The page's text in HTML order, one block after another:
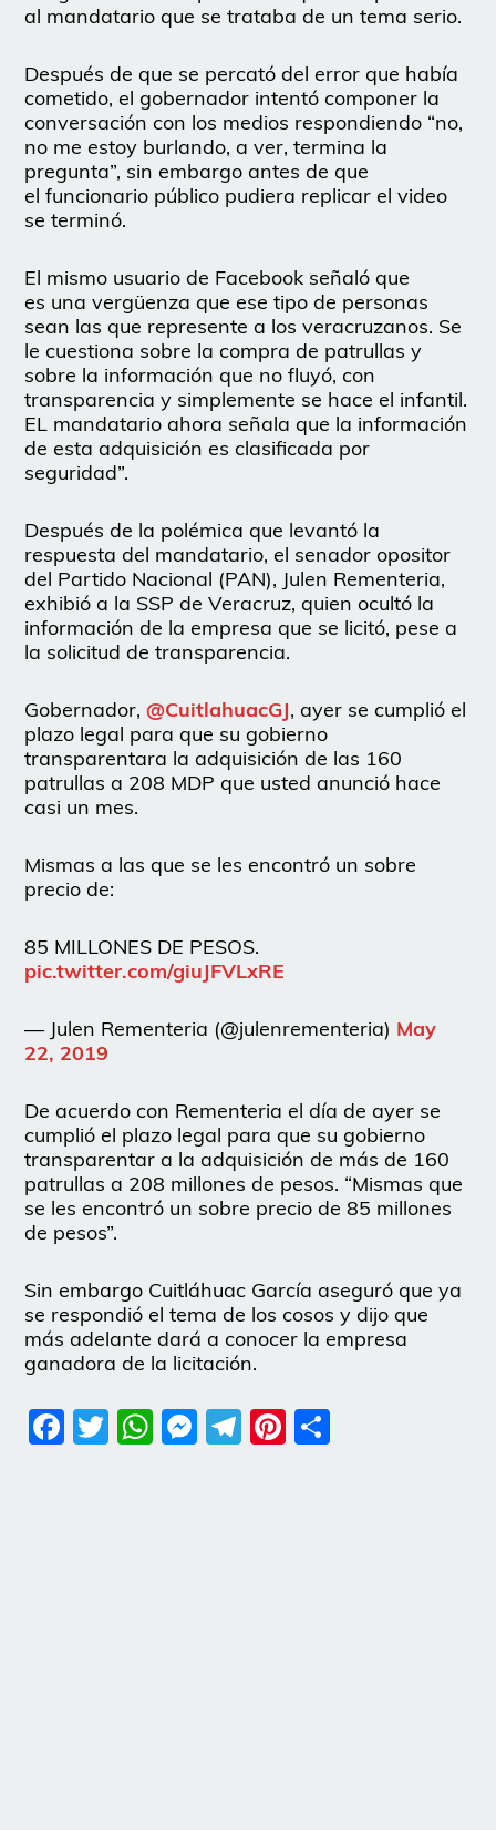
al mandatario que se trataba de un tema serio.
Después de que se percató del error que había
cometido, el gobernador intentó componer la
conversación con los medios respondiendo “no,
no me estoy burlando, a ver, termina la
pregunta”, sin embargo antes de que
el funcionario público pudiera replicar el video
se terminó.
El mismo usuario de Facebook señaló que
es una vergüenza que ese tipo de personas
sean las que represente a los veracruzanos. Se
le cuestiona sobre la compra de patrullas y
sobre la información que no fluyó, con
transparencia y simplemente se hace el infantil.
EL mandatario ahora señala que la información
de esta adquisición es clasificada por
seguridad”.
Después de la polémica que levantó la
respuesta del mandatario, el senador opositor
del Partido Nacional (PAN), Julen Rementeria,
exhibió a la SSP de Veracruz, quien ocultó la
información de la empresa que se licitó, pese a
la solicitud de transparencia.
Gobernador,@CuitlahuacGJ, ayer se cumplió el
plazo legal para que su gobierno
transparentara la adquisición de las 160
patrullas a 208 MDP que usted anunció hace
casi un mes.
Mismas a las que se les encontró un sobre
precio de:
85 MILLONES DE PESOS.
pic.twitter.com/giuJFVLxRE
— Julen Rementeria (@julenrementeria) May
22, 2019
De acuerdo con Rementeria el día de ayer se
cumplió el plazo legal para que su gobierno
transparentar a la adquisición de más de 160
patrullas a 208 millones de pesos. “Mismas que
se les encontró un sobre precio de 85 millones
de pesos”.
Sin embargo Cuitláhuac García aseguró que ya
se respondió el tema de los cosos y dijo que
más adelante dará a conocer la empresa
ganadora de la licitación.
Facebook
Twitter
WhatsApp
Messenger
Telegram
Pinterest